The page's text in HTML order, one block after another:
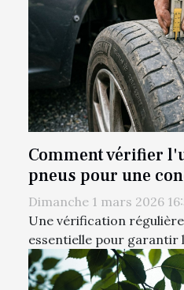
Comment vérifier
pneus pour une
Dimanche 1 mars 2026
Une vérification
essentielle pour garantir